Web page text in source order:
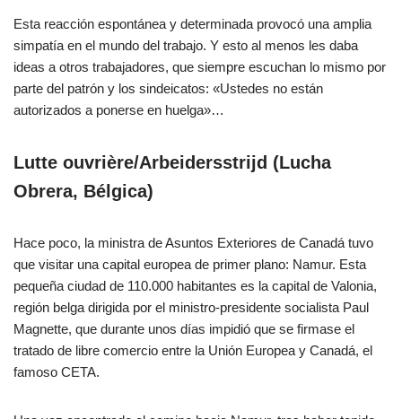
Esta reacción espontánea y determinada provocó una amplia
simpatía en el mundo del trabajo. Y esto al menos les daba
ideas a otros trabajadores, que siempre escuchan lo mismo por
parte del patrón y los sindeicatos: «Ustedes no están
autorizados a ponerse en huelga»…
Lutte ouvrière/Arbeidersstrijd (Lucha
Obrera, Bélgica)
Hace poco, la ministra de Asuntos Exteriores de Canadá tuvo
que visitar una capital europea de primer plano: Namur. Esta
pequeña ciudad de 110.000 habitantes es la capital de Valonia,
región belga dirigida por el ministro-presidente socialista Paul
Magnette, que durante unos días impidió que se firmase el
tratado de libre comercio entre la Unión Europea y Canadá, el
famoso CETA.